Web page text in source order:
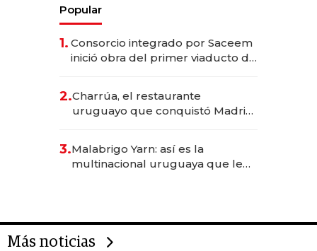
Popular
1. Consorcio integrado por Saceem
inició obra del primer viaducto de
millones
2.Charrúa, el restaurante
uruguayo que conquistó Madrid:
anticipación y prepara apertura
3.Malabrigo Yarn: así es la
multinacional uruguaya que le
Más noticias